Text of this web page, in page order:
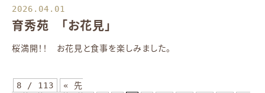
2026.04.01
育秀苑 「お花見」
桜満開！！ お花見と食事を楽しみました。
8 / 113
« 先